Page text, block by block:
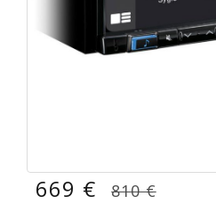
669 € 810 €